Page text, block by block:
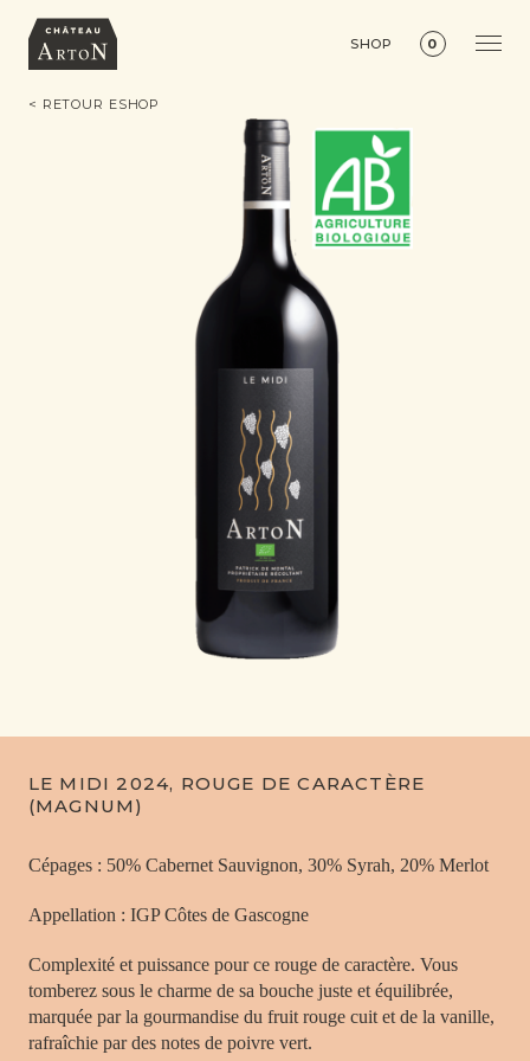
SHOP 0
< RETOUR ESHOP
LE MIDI 2024, ROUGE DE CARACTÈRE
(MAGNUM)
Cépages : 50% Cabernet Sauvignon, 30% Syrah, 20% Merlot
Appellation : IGP Côtes de Gascogne
Complexité et puissance pour ce rouge de caractère. Vous
tomberez sous le charme de sa bouche juste et équilibrée,
marquée par la gourmandise du fruit rouge cuit et de la vanille,
rafraîchie par des notes de poivre vert.